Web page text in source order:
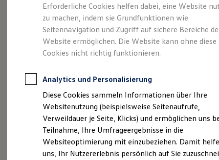
Leasing
Leasing-Angebote
Gebrauchtwagen Leasing
Junge Gebrauchtwagen-Leasing
Elektroauto Leasing
Kleinwagen-Leasing
Leasing ohne Anzahlung
Autokredit mit Schlussrate
Versicherungen und Garantien
Kfz-Versicherung
Restschuldversicherungen
Garantien
Wartungsverträge
Geschäftskunden
Professional Class bei Volkswagen
Großkunden
Behörden
Sportlich. Flexibel.
Komfortabel.
Entdecken Sie den
T‑Roc!
Erforderliche Cookies helfen dabei, eine Website
zu machen, indem sie Grundfunktionen wie
Seitennavigation und Zugriff auf sichere Bereiche
Website ermöglichen. Die Website kann ohne diese
Cookies nicht richtig funktionieren.
Analytics und Personalisierung
Diese Cookies sammeln Informationen über Ihre
Websitenutzung (beispielsweise Seitenaufrufe,
Verweildauer je Seite, Klicks) und ermöglichen uns
Teilnahme, Ihre Umfrageergebnisse in die
Websiteoptimierung mit einzubeziehen. Damit
uns, Ihr Nutzererlebnis persönlich auf Sie